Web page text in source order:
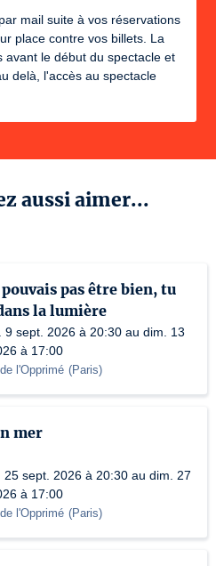
aussi aimer...
pas être bien, tu
la lumière
9 sept. 2026 à 20:30 au dim. 13
à 17:00
l'Opprimé (Paris)
mer
25 sept. 2026 à 20:30 au dim. 27
à 17:00
l'Opprimé (Paris)
mail suite à vos réservations
place contre vos billets. La
avant le début du spectacle et
delà, l'accès au spectacle